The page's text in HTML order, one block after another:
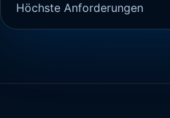
Höchste Anforderungen